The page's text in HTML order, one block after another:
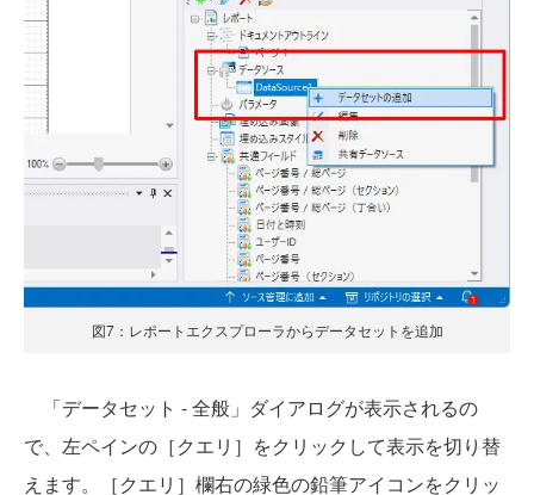
図7：レポートエクスプローラからデータセットを追加
「データセット - 全般」ダイアログが表示されるの
で、左ペインの［クエリ］をクリックして表示を切り替
えます。［クエリ］欄右の緑色の鉛筆アイコンをクリッ